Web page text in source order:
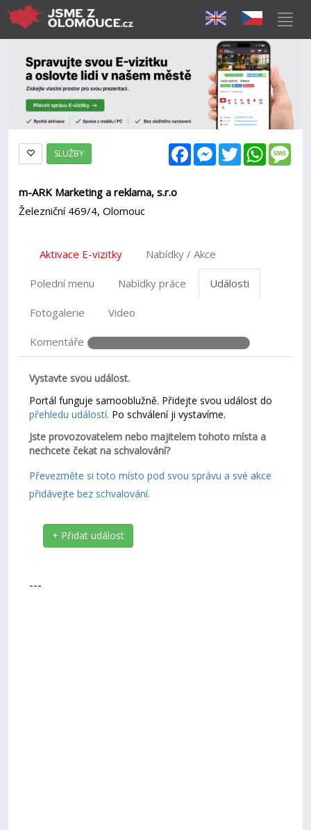
FacebookMessenger
Twitter
SLUŽBY
m-ARK Marketing a reklama, s.r.o
Železniční 469/4, Olomouc
Aktivace E-vizitky Nabídky / Akce
Polední menu Nabídky práce Události
Fotogalerie Video
Komentáře
Vystavte svou událost.
Portál funguje samooblužně. Přidejte svou událost do
přehledu událostí. Po schválení ji vystavíme.
Jste provozovatelem nebo majitelem tohoto místa a
nechcete čekat na schvalování?
Převezměte si toto místo pod svou správu a své akce
přidávejte bez schvalování.
+ Přidat událost
---